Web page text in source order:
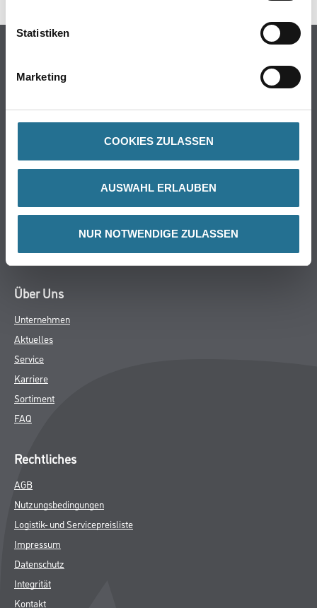
Statistiken
Marketing
COOKIES ZULASSEN
AUSWAHL ERLAUBEN
NUR NOTWENDIGE ZULASSEN
Farbe
Trockenbau
Wand- & Deckenbeläge
Werkzeug & Maschinen
Verbrauchsmaterialien
Hersteller
Über Uns
Unternehmen
Aktuelles
Service
Karriere
Sortiment
FAQ
Rechtliches
AGB
Nutzungsbedingungen
Logistik- und Servicepreisliste
Impressum
Datenschutz
Integrität
Kontakt